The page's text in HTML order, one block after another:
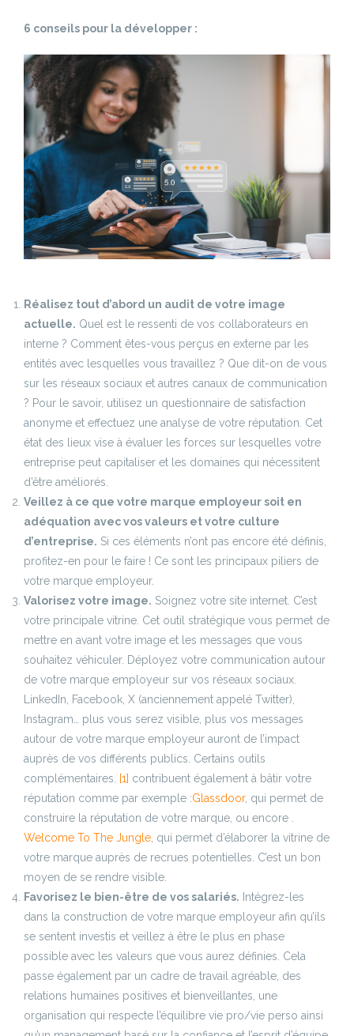
6 conseils pour la développer :
Réalisez tout d’abord un audit de votre image
actuelle. Quel est le ressenti de vos collaborateurs en
interne ? Comment êtes-vous perçus en externe par les
entités avec lesquelles vous travaillez ? Que dit-on de vous
sur les réseaux sociaux et autres canaux de communication
? Pour le savoir, utilisez un questionnaire de satisfaction
anonyme et effectuez une analyse de votre réputation. Cet
état des lieux vise à évaluer les forces sur lesquelles votre
entreprise peut capitaliser et les domaines qui nécessitent
d’être améliorés.
Veillez à ce que votre marque employeur soit en
adéquation avec vos valeurs et votre culture
d’entreprise. Si ces éléments n’ont pas encore été définis,
profitez-en pour le faire ! Ce sont les principaux piliers de
votre marque employeur.
Valorisez votre image. Soignez votre site internet. C’est
votre principale vitrine. Cet outil stratégique vous permet de
mettre en avant votre image et les messages que vous
souhaitez véhiculer. Déployez votre communication autour
de votre marque employeur sur vos réseaux sociaux.
LinkedIn, Facebook, X (anciennement appelé Twitter),
Instagram… plus vous serez visible, plus vos messages
autour de votre marque employeur auront de l’impact
auprès de vos différents publics. Certains outils
complémentaires.
[1] contribuent également à bâtir votre
réputation comme par exemple :Glassdoor, qui permet de
construire la réputation de votre marque, ou encore .
Welcome To The Jungle , qui permet d’élaborer la vitrine de
votre marque auprès de recrues potentielles. C’est un bon
moyen de se rendre visible.
Favorisez le bien-être de vos salariés. Intégrez-les
dans la construction de votre marque employeur afin qu’ils
se sentent investis et veillez à être le plus en phase
possible avec les valeurs que vous aurez définies. Cela
passe également par un cadre de travail agréable, des
relations humaines positives et bienveillantes, une
organisation qui respecte l’équilibre vie pro/vie perso ainsi